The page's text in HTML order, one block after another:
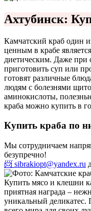
Ахтубинск:
Камчатский краб один
ценным в крабе
диетическим. Даже при
приготовить суп или
готовят различные
людям с болезнями
аминокислоты,
краба можно купить в
Купить краба по
Мы сотрудничаем
безупречно!
📨 sibrakiopt@yandex.ru
Купить мясо и клешни
приятная награда –
уникальный